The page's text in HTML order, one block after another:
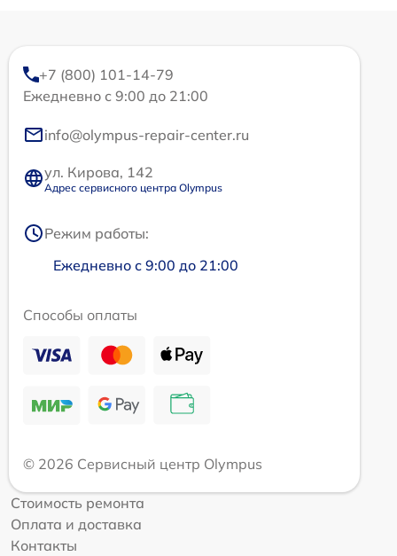
+7 (800) 101-14-79
Ежедневно с 9:00 до 21:00
info@olympus-repair-center.ru
ул. Кирова, 142
Адрес сервисного центра Olympus
Режим работы:
Ежедневно с 9:00 до 21:00
Способы оплаты
© 2026 Сервисный центр Olympus
Стоимость ремонта
Оплата и доставка
Контакты